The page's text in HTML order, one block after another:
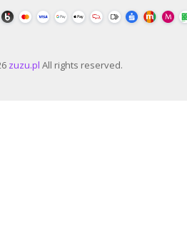
zuzu.pl All rights reserved.